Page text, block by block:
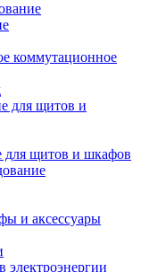
коммутационное
для щитов и
для щитов и шкафов
и аксессуары